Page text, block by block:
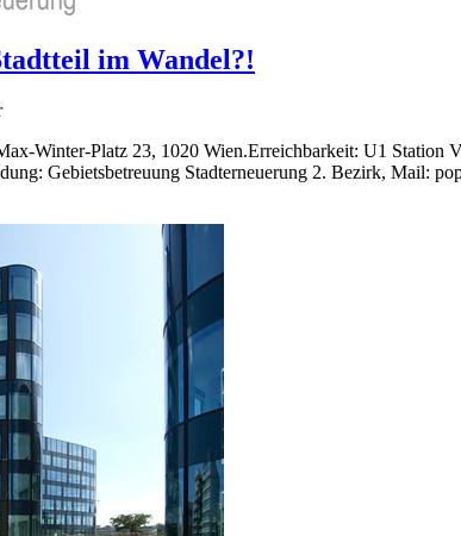
im Wandel?!
Winter-Platz 23, 1020 Wien.Erreichbarkeit: U1 Station
Gebietsbetreuung Stadterneuerung 2. Bezirk, Mail: